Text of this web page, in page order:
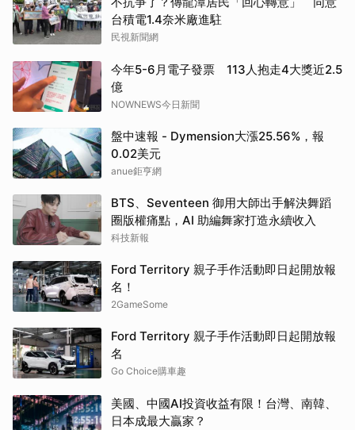
台積電1.4奈米廠進駐
民視新聞網
今年5-6月電子發票 113人抱走4大獎近2.5
億
NOWNEWS今日新聞
盤中速報 - Dymension大漲25.56%，報
0.02美元
anue鉅亨網
BTS、Seventeen 御用大師出手解決舞蹈
圈版權痛點，AI 助編舞家打造永續收入
科技新報
Ford Territory 親子手作活動即日起開放報
名！
2GameSome
Ford Territory 親子手作活動即日起開放報
名
Go Choice購車趣
美國、中國AI投資收益有限！台灣、南韓、
日本成最大贏家？